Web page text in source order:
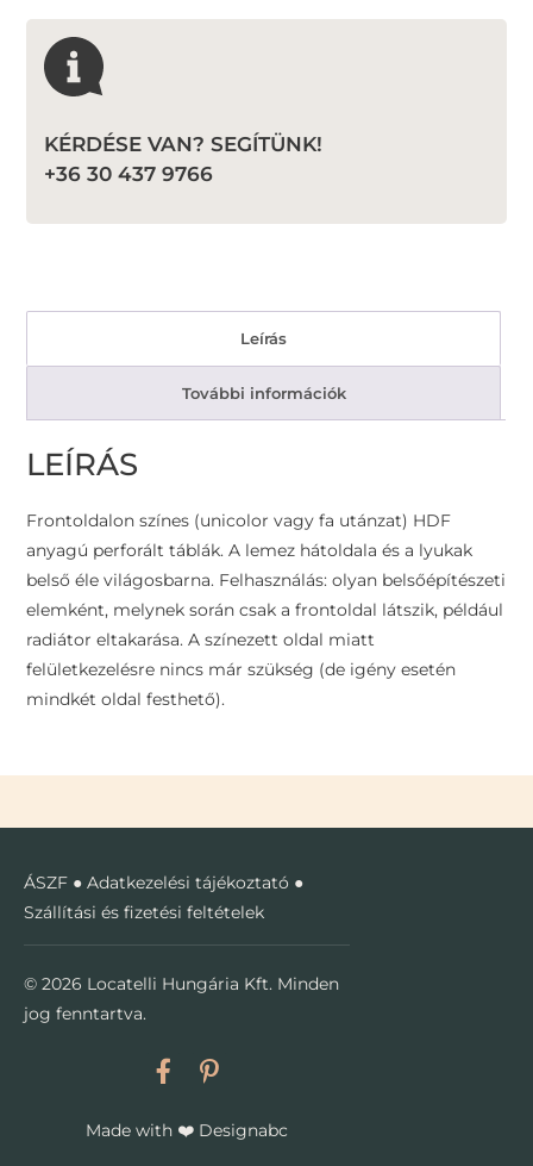
KÉRDÉSE VAN? SEGÍTÜNK!
+36 30 437 9766
Leírás
További információk
LEÍRÁS
Frontoldalon színes (unicolor vagy fa utánzat) HDF
anyagú perforált táblák. A lemez hátoldala és a lyukak
belső éle világosbarna. Felhasználás: olyan belsőépítészeti
elemként, melynek során csak a frontoldal látszik, például
radiátor eltakarása. A színezett oldal miatt
felületkezelésre nincs már szükség (de igény esetén
mindkét oldal festhető).
ÁSZF ● Adatkezelési tájékoztató ●
Szállítási és fizetési feltételek
© 2026 Locatelli Hungária Kft. Minden
jog fenntartva.
Made with ❤️Designabc